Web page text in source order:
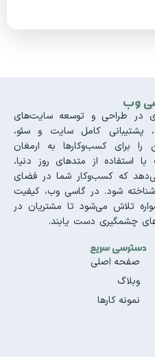
وب
در طراحی و توسعه سایت‌های
پشتیبانی کامل سایت و سئو،
را برای کسب‌وکارها به ارمغان
از متدهای روز دنیا،
که کسب‌وکار شما در فضای
شود. در گاسی وب، کیفیت
تلاش می‌شود تا مشتریان در
چشمگیری دست یابند.
دسترسی سریع
صفحه اصلی
وبلاگ
نمونه کارها